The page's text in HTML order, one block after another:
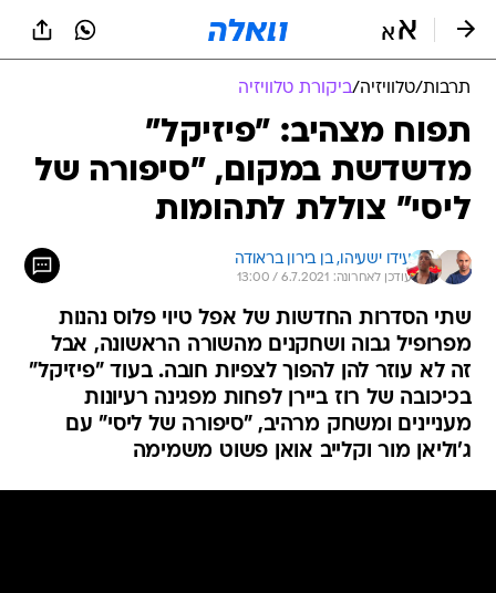
תרבות/טלוויזיה/ביקורת טלוויזיה
תפוח מצהיב: "פיזיקל"
מדשדשת במקום, "סיפורה של
ליסי" צוללת לתהומות
עידו ישעיהו, בן בירון בראודה
עודכן לאחרונה: 6.7.2021 / 13:00
שתי הסדרות החדשות של אפל טיוי פלוס נהנות
מפרופיל גבוה ושחקנים מהשורה הראשונה, אבל
זה לא עוזר להן להפוך לצפיות חובה. בעוד "פיזיקל"
בכיכובה של רוז ביירן לפחות מפגינה רעיונות
מעניינים ומשחק מרהיב, "סיפורה של ליסי" עם
ג'וליאן מור וקלייב אואן פשוט משמימה